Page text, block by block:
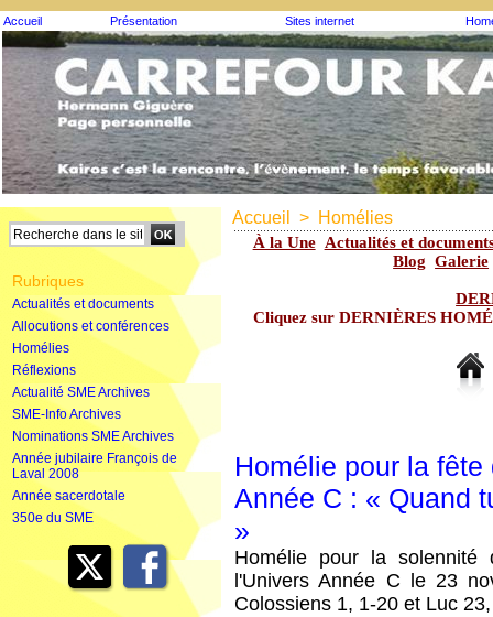
Accueil Présentation Sites internet
Rubriques
Actualités et documents
Allocutions et conférences
Homélies
Réflexions
Actualité SME Archives
SME-Info Archives
Nominations SME Archives
Année jubilaire François de
Laval 2008
Année sacerdotale
350e du SME
Accueil > Homélies
À la Une Actualités et
Blog Galerie
Cliquez sur DERNIÈRES
Homélie pour la
Année C : « Quand
»
Homélie pour la
l'Univers Année C le 23
Colossiens 1, 1-20 et Luc